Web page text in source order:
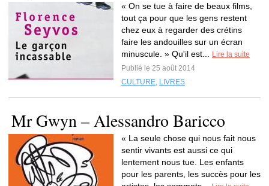
« On se tue à faire de beaux films,
tout ça pour que les gens restent
chez eux à regarder des crétins
faire les andouilles sur un écran
minuscule. » Qu'il est...
Lire la suite
Publié le 25 août 2014
CULTURE, LIVRES
Mr Gwyn – Alessandro Baricco
« La seule chose qui nous fait nous
sentir vivants est aussi ce qui
lentement nous tue. Les enfants
pour les parents, les succès pour les